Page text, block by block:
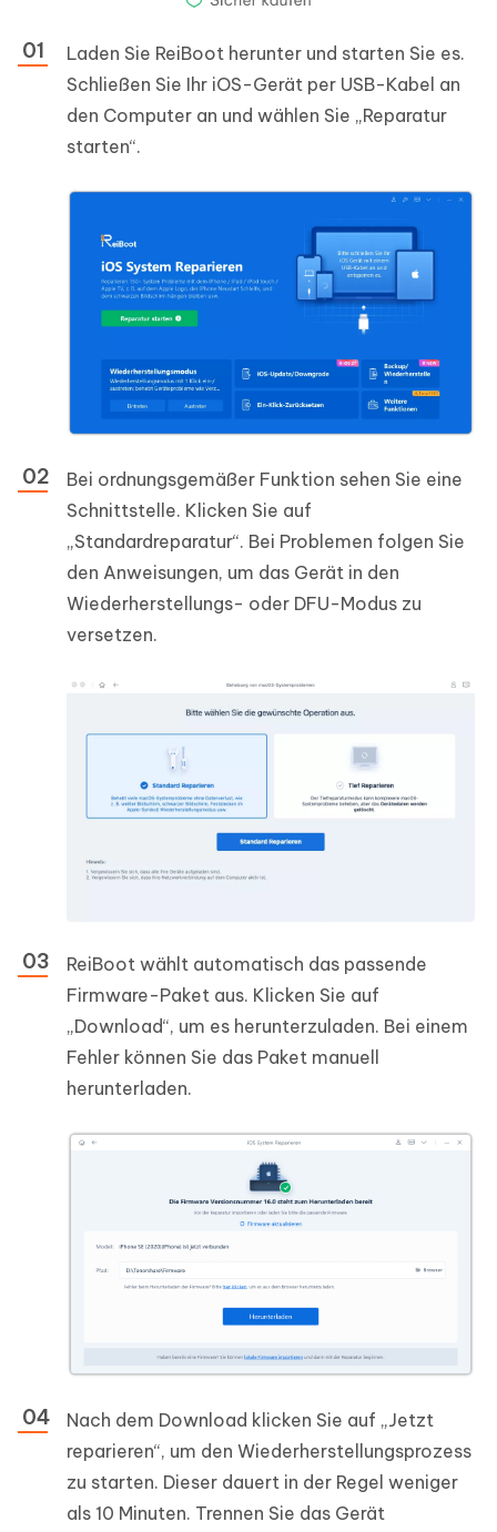
Laden Sie ReiBoot herunter und starten Sie es.
Schließen Sie Ihr iOS-Gerät per USB-Kabel an
den Computer an und wählen Sie „Reparatur
starten“.
Bei ordnungsgemäßer Funktion sehen Sie eine
Schnittstelle. Klicken Sie auf
„Standardreparatur“. Bei Problemen folgen Sie
den Anweisungen, um das Gerät in den
Wiederherstellungs- oder DFU-Modus zu
versetzen.
ReiBoot wählt automatisch das passende
Firmware-Paket aus. Klicken Sie auf
„Download“, um es herunterzuladen. Bei einem
Fehler können Sie das Paket manuell
herunterladen.
Nach dem Download klicken Sie auf „Jetzt
reparieren“, um den Wiederherstellungsprozess
zu starten. Dieser dauert in der Regel weniger
als 10 Minuten. Trennen Sie das Gerät